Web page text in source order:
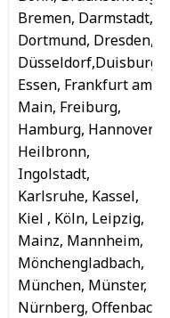
Bremen, Darmstadt,
Dortmund, Dresden,
Düsseldorf,Duisburg,
Essen, Frankfurt am
Main, Freiburg,
Hamburg, Hannover,
Heilbronn,
Ingolstadt,
Karlsruhe, Kassel,
Kiel , Köln, Leipzig,
Mainz, Mannheim,
Mönchengladbach,
München, Münster,
Nürnberg, Offenbach